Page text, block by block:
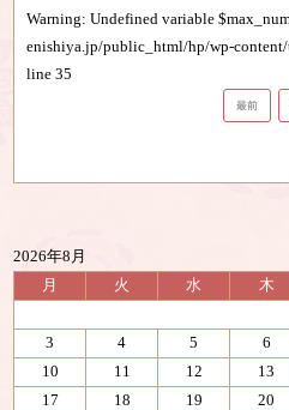
Warning: Undefined variable
enishiya.jp/public_html/hp/wp-
line35
最前
2026年8月
月
火 水 木
3
4 5 6
10
11 12 13
17
18 19 20